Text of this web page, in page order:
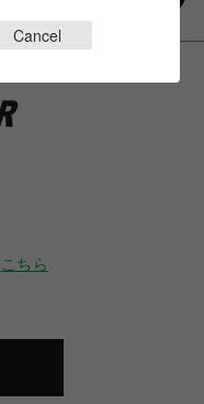
こちら
Cancel